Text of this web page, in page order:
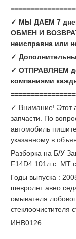
✓ МЫ ДАЕМ 7
ОБМЕН И
неисправна или
✓
✓ ОТПРАВЛЯЕМ
компаниями
✓ Внимание! Этот
запчасти. По
автомобиль
указанному в
Разборка на Б/У
F14D4 101л.с. МТ
Годы выпуска :
шевролет авео
омывателя
стеклоочистителя
ИНВ0126